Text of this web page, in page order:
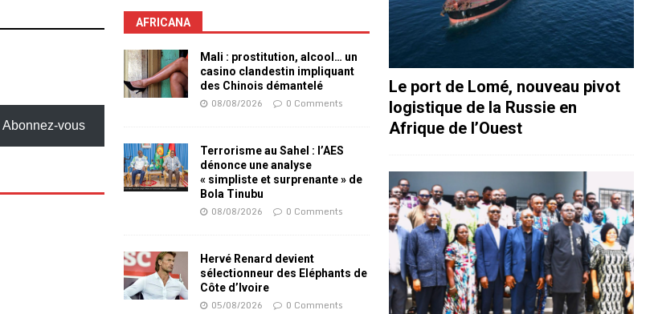
Abonnez-vous
AFRICANA
Mali : prostitution, alcool… un
casino clandestin impliquant
des Chinois démantelé
08/08/2026 0 Comments
Terrorisme au Sahel : l’AES
dénonce une analyse
« simpliste et surprenante » de
Bola Tinubu
08/08/2026 0 Comments
Hervé Renard devient
sélectionneur des Eléphants de
Côte d’Ivoire
05/08/2026 0 Comments
Le port de Lomé, nouveau pivot
logistique de la Russie en
Afrique de l’Ouest